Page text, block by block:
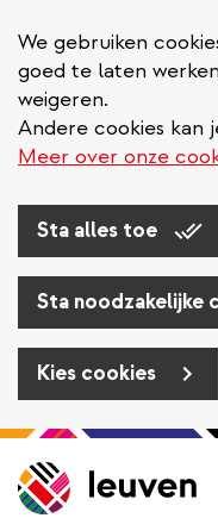
We gebruiken
goed te laten
weigeren.
Andere cookies kan
Meer over onze
Sta alles toe
Sta noodzakelijke
Kies cookies
Overslaan
en
naar